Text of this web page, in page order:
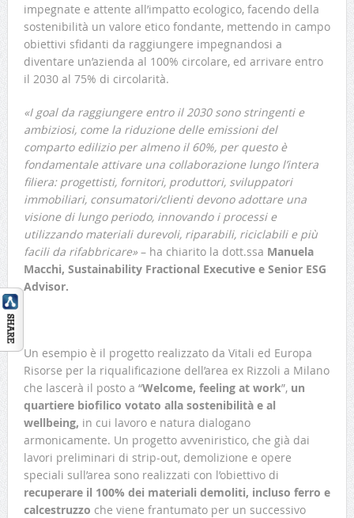
impegnate e attente all’impatto ecologico, facendo della
sostenibilità un valore etico fondante, mettendo in campo
obiettivi sfidanti da raggiungere impegnandosi a
diventare un’azienda al 100% circolare, ed arrivare entro
il 2030 al 75% di circolarità.
«I goal da raggiungere entro il 2030 sono stringenti e
ambiziosi, come la riduzione delle emissioni del
comparto edilizio per almeno il 60%, per questo è
fondamentale attivare una collaborazione lungo l’intera
filiera: progettisti, fornitori, produttori, sviluppatori
immobiliari, consumatori/clienti devono adottare una
visione di lungo periodo, innovando i processi e
utilizzando materiali durevoli, riparabili, riciclabili e più
facili da rifabbricare»– ha chiarito la dott.ssa Manuela
Macchi, Sustainability Fractional Executive e Senior ESG
Advisor.
Un esempio è il progetto realizzato da Vitali ed Europa
Risorse per la riqualificazione dell’area ex Rizzoli a Milano
che lascerà il posto a “Welcome, feeling at work”,un
quartiere biofilico votato alla sostenibilità e al
wellbeing, in cui lavoro e natura dialogano
armonicamente. Un progetto avveniristico, che già dai
lavori preliminari di strip-out, demolizione e opere
speciali sull’area sono realizzati con l’obiettivo di
recuperare il 100% dei materiali demoliti, incluso ferro e
calcestruzzo che viene frantumato per un successivo